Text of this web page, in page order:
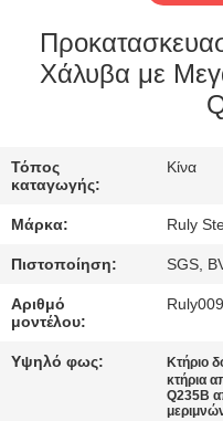
ΠΕΡΊΠΟΥ
ΕΜΕΊΣ
ΕΡΓΟΣΤΑΣΊΩΝ
ΠΟΙΟΤΙΚΌΣ
ΈΛΕΓΧΟΣ
ΜΑΣ
Χάλυβα με
Τόπος
καταγωγής:
Κίνα
Μάρκα: Ruly
Πιστοποίηση: SGS,
Αριθμό
μοντέλου:
Υψηλό φως: Κτήριο
κτήρια
Q235B